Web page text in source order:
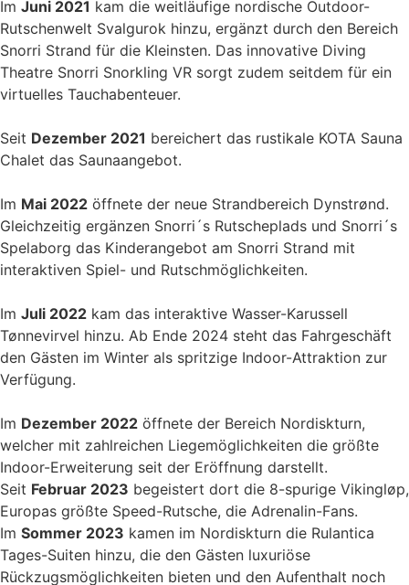
Im Juni 2021 kam die weitläufige nordische Outdoor-
Rutschenwelt Svalgurok hinzu, ergänzt durch den Bereich
Snorri Strand für die Kleinsten. Das innovative Diving
Theatre Snorri Snorkling VR sorgt zudem seitdem für ein
virtuelles Tauchabenteuer.
Seit Dezember 2021 bereichert das rustikale KOTA Sauna
Chalet das Saunaangebot.
Im Mai 2022 öffnete der neue Strandbereich Dynstrønd.
Gleichzeitig ergänzen Snorri´s Rutscheplads und Snorri´s
Spelaborg das Kinderangebot am Snorri Strand mit
interaktiven Spiel- und Rutschmöglichkeiten.
Im Juli 2022 kam das interaktive Wasser-Karussell
Tønnevirvel hinzu. Ab Ende 2024 steht das Fahrgeschäft
den Gästen im Winter als spritzige Indoor-Attraktion zur
Verfügung.
Im Dezember 2022 öffnete der Bereich Nordiskturn,
welcher mit zahlreichen Liegemöglichkeiten die größte
Indoor-Erweiterung seit der Eröffnung darstellt.
Seit Februar 2023 begeistert dort die 8-spurige Vikingløp,
Europas größte Speed-Rutsche, die Adrenalin-Fans.
Im Sommer 2023 kamen im Nordiskturn die Rulantica
Tages-Suiten hinzu, die den Gästen luxuriöse
Rückzugsmöglichkeiten bieten und den Aufenthalt noch